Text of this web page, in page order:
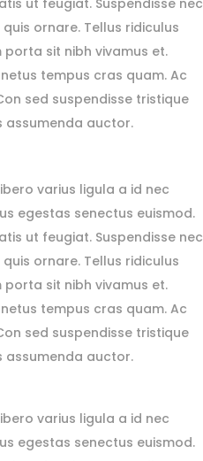
Separators
Contact Form 7
Google Maps
ut feugiat. Suspendisse nec
ornare. Tellus ridiculus
porta sit nibh vivamus et.
tempus cras quam. Ac
sed suspendisse tristique
assumenda auctor.
varius ligula a id nec
egestas senectus euismod.
ut feugiat. Suspendisse nec
ornare. Tellus ridiculus
porta sit nibh vivamus et.
tempus cras quam. Ac
sed suspendisse tristique
assumenda auctor.
varius ligula a id nec
egestas senectus euismod.